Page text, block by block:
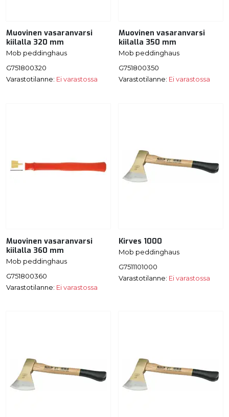
Muovinen vasaranvarsi
kiilalla 320 mm
Mob peddinghaus
G751800320
Varastotilanne: Ei varastossa
Muovinen vasaranvarsi
kiilalla 350 mm
Mob peddinghaus
G751800350
Varastotilanne: Ei varastossa
Muovinen vasaranvarsi
kiilalla 360 mm
Mob peddinghaus
G751800360
Varastotilanne: Ei varastossa
Kirves 1000
Mob peddinghaus
G7511101000
Varastotilanne: Ei varastossa